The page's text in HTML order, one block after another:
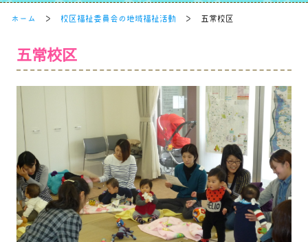
ホーム 校区福祉委員会の地域福祉活動 五常校区
五常校区